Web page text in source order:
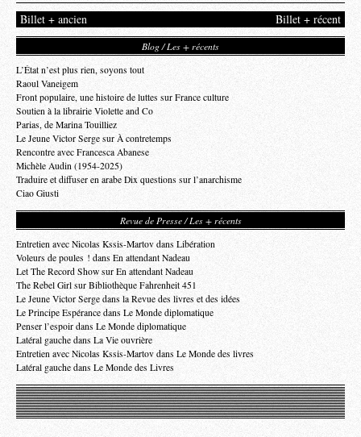
Billet + récent
Billet + ancien
Blog / Les + récents
L’État n’est plus rien, soyons tout
Raoul Vaneigem
Front populaire, une histoire de luttes sur France culture
Soutien à la librairie Violette and Co
Parias, de Marina Touilliez
Le Jeune Victor Serge sur À contretemps
Rencontre avec Francesca Abanese
Michèle Audin (1954-2025)
Traduire et diffuser en arabe Dix questions sur l’anarchisme
Ciao Giusti
Revue de Presse / Les + récents
Entretien avec Nicolas Kssis-Martov dans Libération
Voleurs de poules ! dans En attendant Nadeau
Let The Record Show sur En attendant Nadeau
The Rebel Girl sur Bibliothèque Fahrenheit 451
Le Jeune Victor Serge dans la Revue des livres et des idées
Le Principe Espérance dans Le Monde diplomatique
Penser l’espoir dans Le Monde diplomatique
Latéral gauche dans La Vie ouvrière
Entretien avec Nicolas Kssis-Martov dans Le Monde des livres
Latéral gauche dans Le Monde des Livres